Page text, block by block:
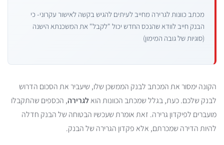
מכתב כוונות לגרירה מחייב לעיתים להגיש בקשה לאישור עקרוני- כי
הבנק חייב לוודא שהנכס החדש יכול "לקבל" את המשכנתא הישנה
(סוגיות של גובה המימון)
הקונה ימסור את המכתב לבנק הממשכן שלו, שיעביר את הסכום הדרוש
לבנק שלכם. כעת, בגלל שמכתב הכוונות הואלגרירה, הכספים שהתקבלו
מועברים לפיקדון גרירה. זאת אומרת שעכשיו הבטוחה של הבנק חדלה
להיות הדירה שמכרתם, אלא פקדון הגרירה של הבנק.